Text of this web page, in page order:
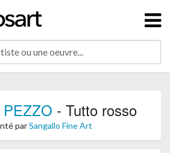
- Tutto rosso
parSangallo Fine Art